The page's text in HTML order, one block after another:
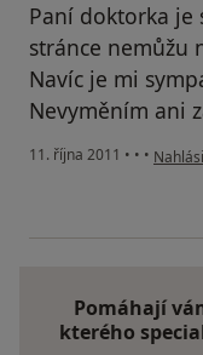
Paní doktorka je
stránce nemůžu
Navíc je mi
Nevyměním ani
11. října 2011 • • • podle
Pomáhají
kterého